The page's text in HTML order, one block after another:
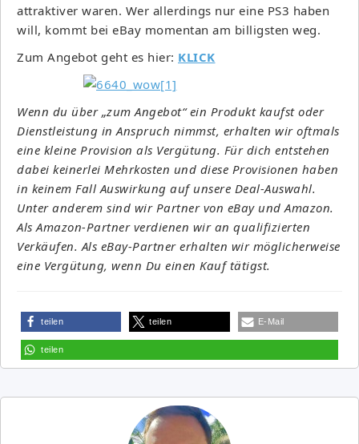
attraktiver waren. Wer allerdings nur eine PS3 haben
will, kommt bei eBay momentan am billigsten weg.
Zum Angebot geht es hier: KLICK
Wenn du über „zum Angebot“ ein Produkt kaufst oder
Dienstleistung in Anspruch nimmst, erhalten wir oftmals
eine kleine Provision als Vergütung. Für dich entstehen
dabei keinerlei Mehrkosten und diese Provisionen haben
in keinem Fall Auswirkung auf unsere Deal-Auswahl.
Unter anderem sind wir Partner von eBay und Amazon.
Als Amazon-Partner verdienen wir an qualifizierten
Verkäufen. Als eBay-Partner erhalten wir möglicherweise
eine Vergütung, wenn Du einen Kauf tätigst.
teilen teilen E-Mail
teilen